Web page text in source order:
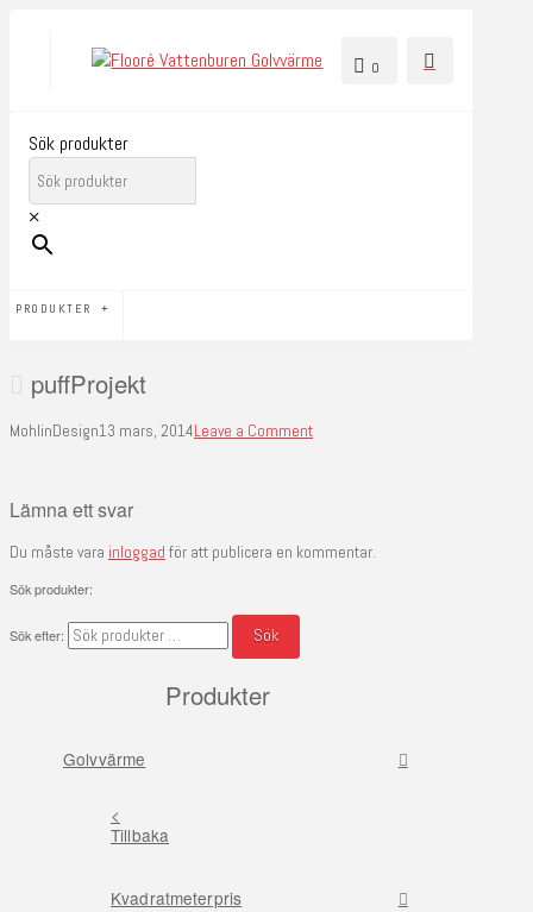
0
Sök produkter
×
PRODUKTER
puffProjekt
MohlinDesign13 mars, 2014Leave a Comment
Lämna ett svar
Du måste vara inloggad för att publicera en kommentar.
Sök produkter:
Sök efter: Sök
Produkter
Golvvärme
<
Tillbaka
Kvadratmeterpris